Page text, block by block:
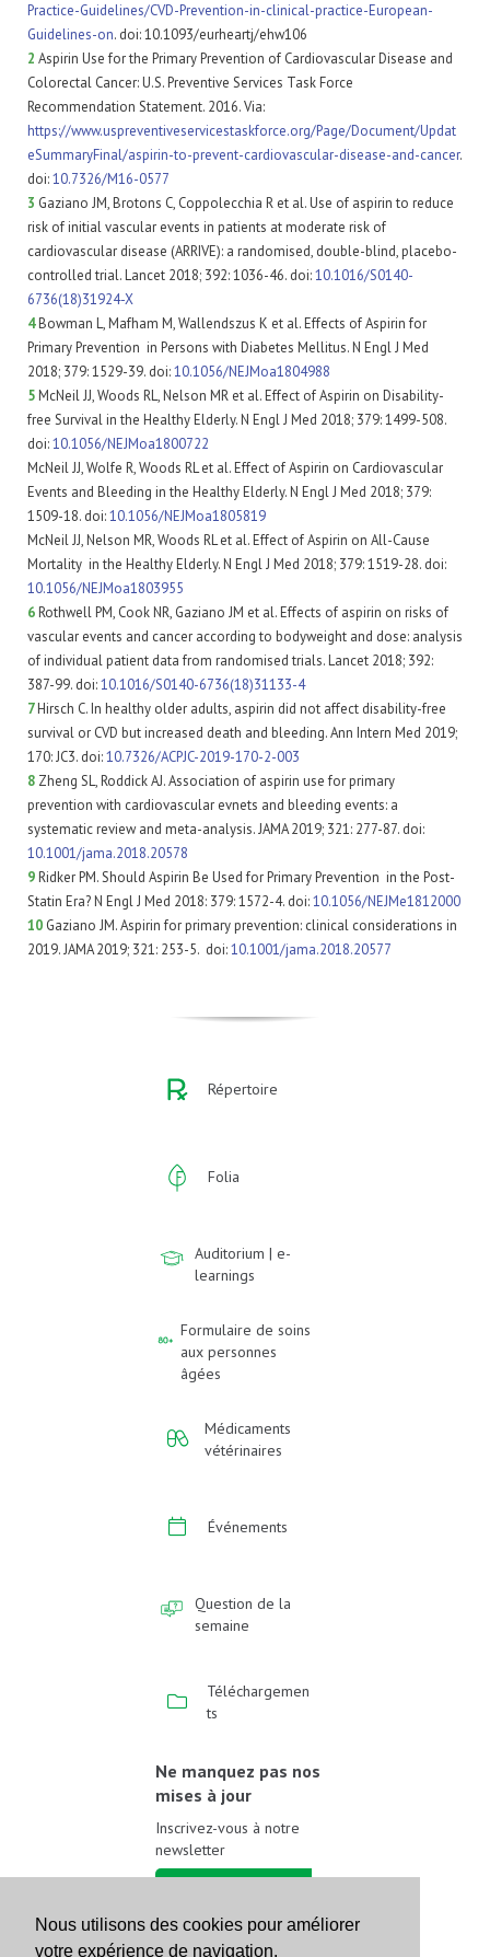
Nous utilisons des cookies pour améliorer
votre expérience de navigation.
Practice-Guidelines/CVD-Prevention-in-clinical-practice-European-
Guidelines-on. doi: 10.1093/eurheartj/ehw106
2 Aspirin Use for the Primary Prevention of Cardiovascular Disease and
Colorectal Cancer: U.S. Preventive Services Task Force
Recommendation Statement. 2016. Via:
https://www.uspreventiveservicestaskforce.org/Page/Document/Updat
eSummaryFinal/aspirin-to-prevent-cardiovascular-disease-and-cancer.
doi:10.7326/M16-0577
3 Gaziano JM, Brotons C, Coppolecchia R et al. Use of aspirin to reduce
risk of initial vascular events in patients at moderate risk of
cardiovascular disease (ARRIVE): a randomised, double-blind, placebo-
controlled trial. Lancet 2018; 392: 1036-46. doi:10.1016/S0140-
6736(18)31924-X
4Bowman L, Mafham M, Wallendszus K et al. Effects of Aspirin for
Primary Prevention in Persons with Diabetes Mellitus. N Engl J Med
2018; 379: 1529-39. doi:10.1056/NEJMoa1804988
5McNeil JJ, Woods RL, Nelson MR et al. Effect of Aspirin on Disability-
free Survival in the Healthy Elderly. N Engl J Med 2018; 379: 1499-508.
doi:10.1056/NEJMoa1800722
McNeil JJ, Wolfe R, Woods RL et al. Effect of Aspirin on Cardiovascular
Events and Bleeding in the Healthy Elderly. N Engl J Med 2018; 379:
1509-18. doi:10.1056/NEJMoa1805819
McNeil JJ, Nelson MR, Woods RL et al. Effect of Aspirin on All-Cause
Mortality in the Healthy Elderly. N Engl J Med 2018; 379: 1519-28. doi:
10.1056/NEJMoa1803955
6Rothwell PM, Cook NR, Gaziano JM et al. Effects of aspirin on risks of
vascular events and cancer according to bodyweight and dose: analysis
of individual patient data from randomised trials. Lancet 2018; 392:
387-99. doi:10.1016/S0140-6736(18)31133-4
7Hirsch C. In healthy older adults, aspirin did not affect disability-free
survival or CVD but increased death and bleeding. Ann Intern Med 2019;
170: JC3. doi:10.7326/ACPJC-2019-170-2-003
8 Zheng SL, Roddick AJ. Association of aspirin use for primary
prevention with cardiovascular evnets and bleeding events: a
systematic review and meta-analysis. JAMA 2019; 321: 277-87. doi:
10.1001/jama.2018.20578
9Ridker PM. Should Aspirin Be Used for Primary Prevention in the Post-
Statin Era? N Engl J Med 2018: 379: 1572-4. doi:10.1056/NEJMe1812000
10 Gaziano JM. Aspirin for primary prevention: clinical considerations in
2019. JAMA 2019; 321: 253-5. doi:10.1001/jama.2018.20577
Répertoire
Folia
Auditorium | e-
learnings
Formulaire de soins
aux personnes
âgées
Médicaments
vétérinaires
Événements
Question de la
semaine
Téléchargemen
ts
Ne manquez pas nos
mises à jour
Inscrivez-vous à notre
newsletter
Suivez-nous sur les